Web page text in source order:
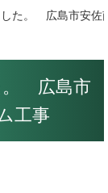
した。 広島市安
。 広島市
工事